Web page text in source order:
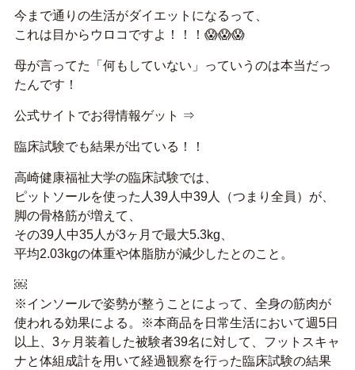
今まで通りの生活がダイエットになるって、
これは目からウロコですよ！！！😱😱😱
母が言ってた「何もしていない」っていうのは本当だっ
たんです！
公式サイトでお得情報ゲット ⇒
臨床試験でも結果が出ている！！
高崎健康福祉大学の臨床試験では、
ピットソールを使った人39人中39人（つまり全員）が、
脚の骨格筋が増えて、
その39人中35人が3ヶ月で最大5.3kg、
平均2.03kgの体重や体脂肪が減少したとのこと。
￼
※インソールで姿勢が整うことによって、全身の筋肉が
使われる効果による。※本商品を日常生活において週5日
以上、3ヶ月装着した被験者39名に対して、フットスキャ
ナと体組成計を用いて経過観察を行った臨床試験の結果